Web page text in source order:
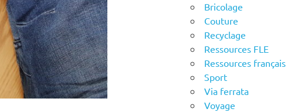
Bricolage
Couture
Recyclage
Ressources FLE
Ressources français
Sport
Via ferrata
Voyage